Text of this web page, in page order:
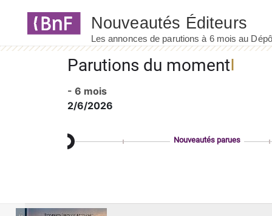
Parutions du moment
- 6 mois
2/6/2026
Nouveautés parues